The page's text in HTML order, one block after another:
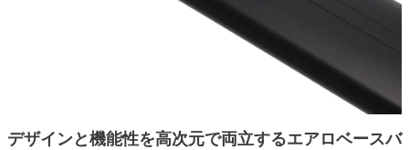
デザインと機能性を高次元で両立するエアロベースバ